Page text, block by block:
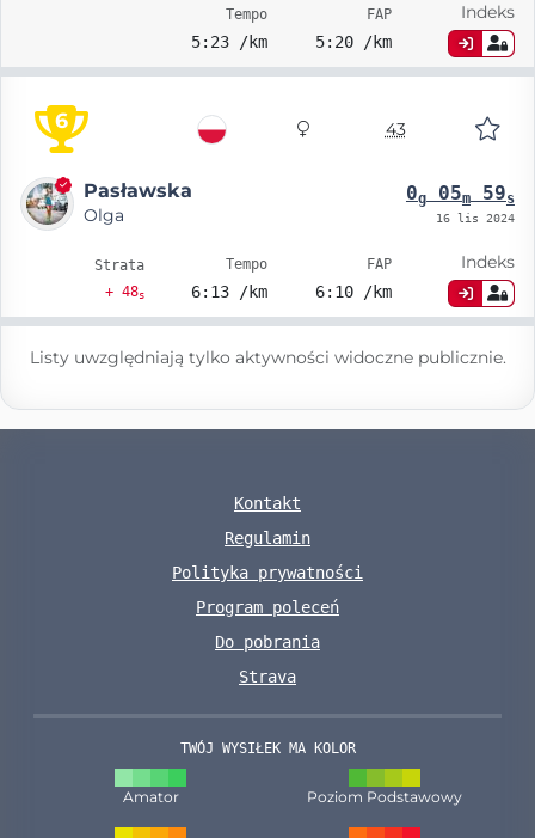
Tempo
5:23 /km
FAP
5:20 /km
Indeks
6 43
Pasławska
Olga
0g05m59s
16 lis 2024
Strata
+ 48s
Tempo
6:13 /km
FAP
6:10 /km
Indeks
Listy uwzględniają tylko aktywności widoczne publicznie.
Kontakt
Regulamin
Polityka prywatności
Program poleceń
Do pobrania
Strava
TWÓJ WYSIŁEK MA KOLOR
Amator Poziom Podstawowy